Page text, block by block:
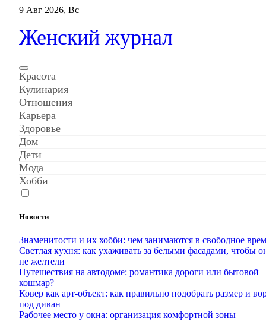
Перейти
содержанию
9 Авг 2026, Вс
Женский журнал
Красота
Кулинария
Отношения
Карьера
Здоровье
Дом
Дети
Мода
Хобби
Новости
Знаменитости и их хобби: чем занимаются в свободное
Светлая кухня: как ухаживать за белыми фасадами, чтобы
не желтели
Путешествия на автодоме: романтика дороги или бытовой
кошмар?
Ковер как арт-объект: как правильно подобрать размер и
под диван
Рабочее место у окна: организация комфортной зоны